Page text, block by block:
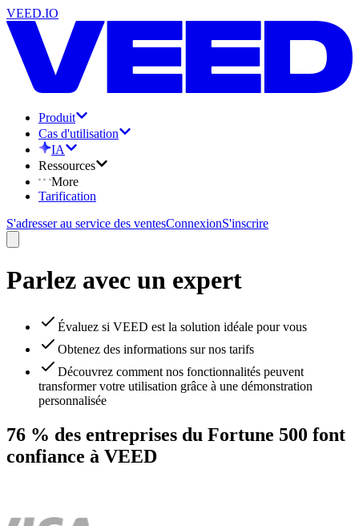
VEED.IO
Produit
Cas d'utilisation
IA
Ressources
More
Tarification
S'adresser au service des ventesConnexionS'inscrire
Parlez avec un expert
Évaluez si VEED est la solution idéale pour vous
Obtenez des informations sur nos tarifs
Découvrez comment nos fonctionnalités peuvent
transformer votre utilisation grâce à une démonstration
personnalisée
76 % des entreprises du Fortune 500 font
confiance à VEED